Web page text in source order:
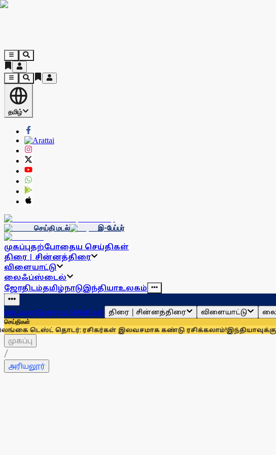
தமிழ்
செய்தி மடல் இ-பேப்பர்
முகப்புதற்போதைய செய்திகள்
திரை | சின்னத்திரை
விளையாட்டு
லைஃப்ஸ்டைல்
ஜோதிடம்தமிழ்நாடுஇந்தியாஉலகம்
முகப்புதற்போதைய செய்திகள் திரை | சின்னத்திரை விளையாட்டு
செய்திகள்
தொடர்: ரசிகர்கள் இலவசமாக கண்டு ரசிக்கலாம்!இந்தியாவுக்கு 67%
முகப்பு
/
அரியலூர்